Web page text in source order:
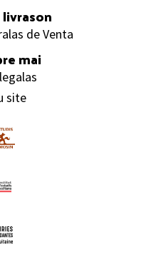
de Venta
mai
site